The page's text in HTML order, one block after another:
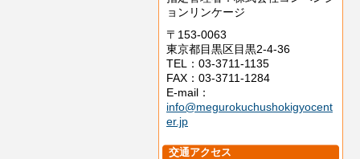
ョンリンケージ
〒153-0063
東京都目黒区目黒2-4-36
TEL：03-3711-1135
FAX：03-3711-1284
E-mail：
info@megurokuchushokigyocent
er.jp
交通アクセス